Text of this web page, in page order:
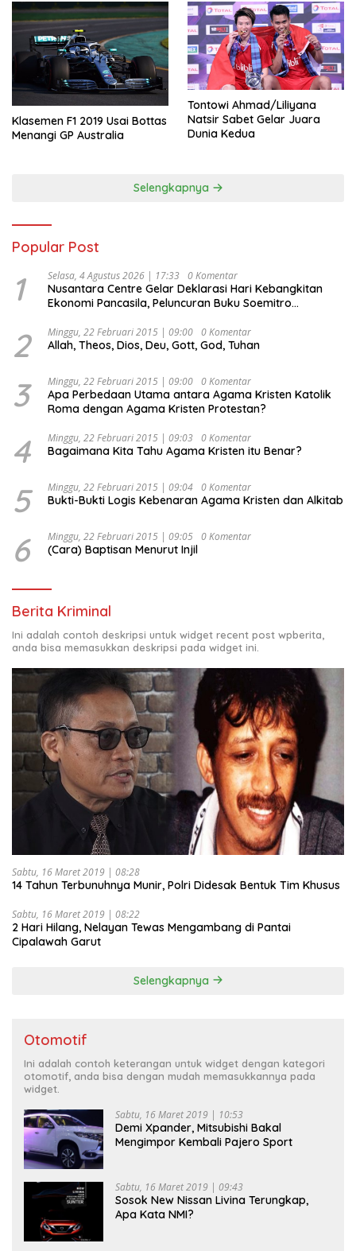
Klasemen F1 2019 Usai Bottas
Menangi GP Australia
Tontowi Ahmad/Liliyana
Natsir Sabet Gelar Juara
Dunia Kedua
Selengkapnya
Popular Post
1 Selasa, 4 Agustus 2026 | 17:33 0 Komentar
Nusantara Centre Gelar Deklarasi Hari Kebangkitan
Ekonomi Pancasila, Peluncuran Buku Soemitro
Ekonomi Politik Indonesia) & Simposium Nasional
“Urgensi Undang-Undang Perekonomian Nasional dan
Indonesia Emas 2045”,
2 Minggu, 22 Februari 2015 | 09:00 0 Komentar
Allah, Theos, Dios, Deu, Gott, God, Tuhan
3 Minggu, 22 Februari 2015 | 09:00 0 Komentar
Apa Perbedaan Utama antara Agama Kristen Katolik
Roma dengan Agama Kristen Protestan?
4 Minggu, 22 Februari 2015 | 09:03 0 Komentar
Bagaimana Kita Tahu Agama Kristen itu Benar?
5 Minggu, 22 Februari 2015 | 09:04 0 Komentar
Bukti-Bukti Logis Kebenaran Agama Kristen dan Alkitab
6 Minggu, 22 Februari 2015 | 09:05 0 Komentar
(Cara) Baptisan Menurut Injil
Berita Kriminal
Ini adalah contoh deskripsi untuk widget recent post wpberita,
anda bisa memasukkan deskripsi pada widget ini.
Sabtu, 16 Maret 2019 | 08:28
14 Tahun Terbunuhnya Munir, Polri Didesak Bentuk Tim Khusus
Sabtu, 16 Maret 2019 | 08:22
2 Hari Hilang, Nelayan Tewas Mengambang di Pantai
Cipalawah Garut
Selengkapnya
Otomotif
Ini adalah contoh keterangan untuk widget dengan kategori
otomotif, anda bisa dengan mudah memasukkannya pada
widget.
Sabtu, 16 Maret 2019 | 10:53
Demi Xpander, Mitsubishi Bakal
Mengimpor Kembali Pajero Sport
Sabtu, 16 Maret 2019 | 09:43
Sosok New Nissan Livina Terungkap,
Apa Kata NMI?